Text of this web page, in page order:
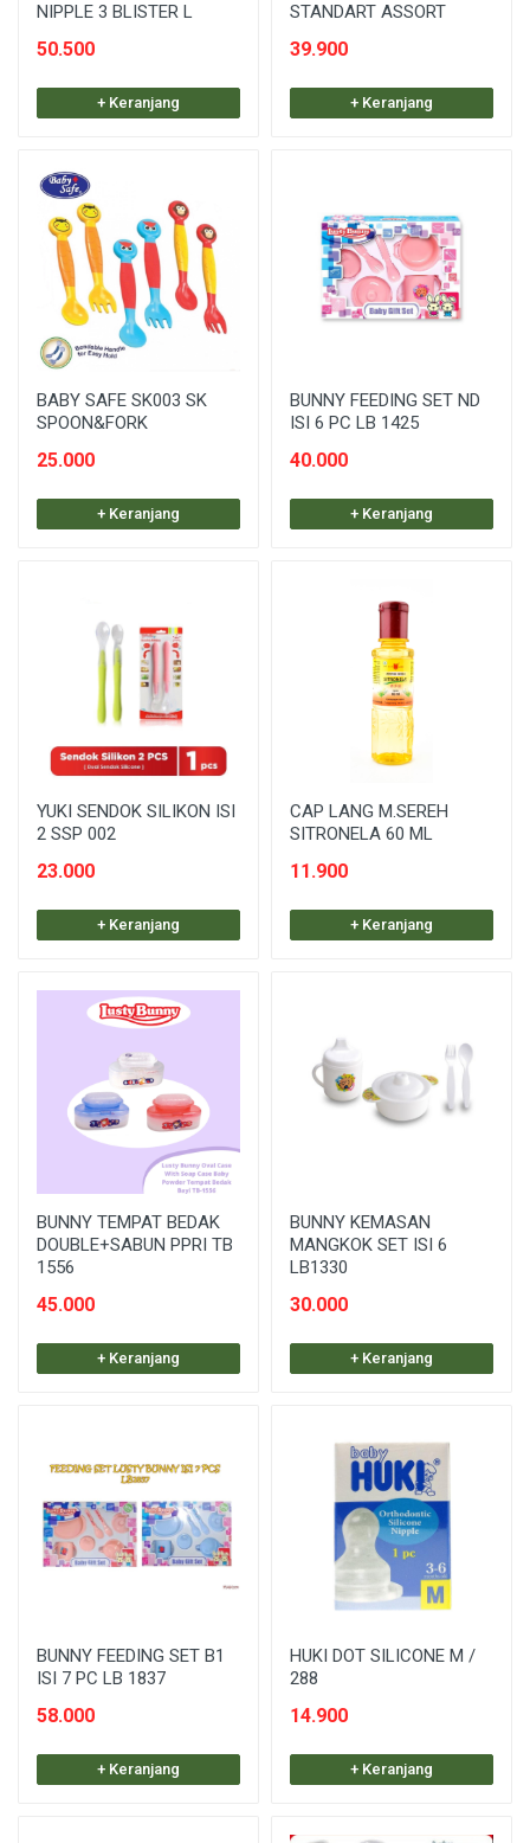
NIPPLE 3 BLISTER L
50.500
+ Keranjang
STANDART ASSORT
39.900
+ Keranjang
BABY SAFE SK003 SK
SPOON&FORK
25.000
+ Keranjang
BUNNY FEEDING SET ND
ISI 6 PC LB 1425
40.000
+ Keranjang
YUKI SENDOK SILIKON ISI
2 SSP 002
23.000
+ Keranjang
CAP LANG M.SEREH
SITRONELA 60 ML
11.900
+ Keranjang
BUNNY TEMPAT BEDAK
DOUBLE+SABUN PPRI TB
1556
45.000
+ Keranjang
BUNNY KEMASAN
MANGKOK SET ISI 6
LB1330
30.000
+ Keranjang
BUNNY FEEDING SET B1
ISI 7 PC LB 1837
58.000
+ Keranjang
HUKI DOT SILICONE M /
288
14.900
+ Keranjang